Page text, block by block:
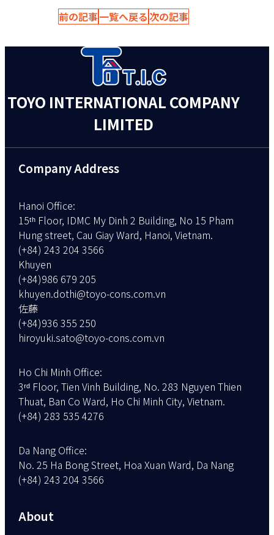
前の記事一覧へ戻る次の記事
TOYO INTERNATIONAL COMPANY
LIMITED
Company Address
Hanoi Office
15ᵗʰ Floor, IDMC My Dinh 2 Building, No 15 Pham
Hung street, Cau Giay Ward, Hanoi, Vietnam.
(+84) 243 204 3566
Khuyen
(+84)986 679 205
khuyen.dothi@toyo-cons.com.vn
佐藤
(+84)936 355 250
hiroyuki.sato@toyo-cons.com.vn
Ho Chi Minh Office
3ʳᵈ Floor, Tien Vinh Building, No. 283 Nguyen Thien
Thuat, Ban Co Ward, Ho Chi Minh City, Vietnam.
(+84) 283 535 4276
Da Nang Office
No. 25 Ha Bong Street, Hoa Xuan Ward, Da Nang
(+84) 243 204 3566
About